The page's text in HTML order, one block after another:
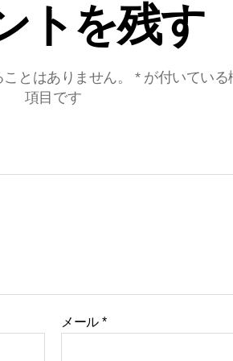
トを残す
とはありません。 *が付いている
項目です
メール *